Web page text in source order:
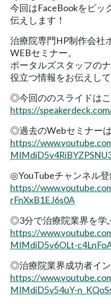
今回はFaceBookをピッ
伝えします！
治療院専門HP制作会社
WEBセミナー。
ポータルズスタッフの
役立つ情報をお伝えして
◎今回ののスライドは
https://
◎過去のWebセミナー
https://
◎YouTubeチャンネル登
https://
rFnXxB1EJ6s0A
◎3分で治療院業界を学
https://
MIMdiD5v6OLt-
◎治療院業界成功者イ
https://
MIMdiD5v54uY-